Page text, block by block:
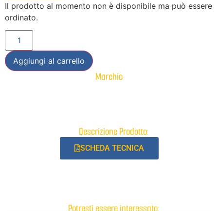
Il prodotto al momento non è disponibile ma può essere
ordinato.
Aggiungi al carrello
Marchio
Descrizione Prodotto:
SCHEDA TECNICA